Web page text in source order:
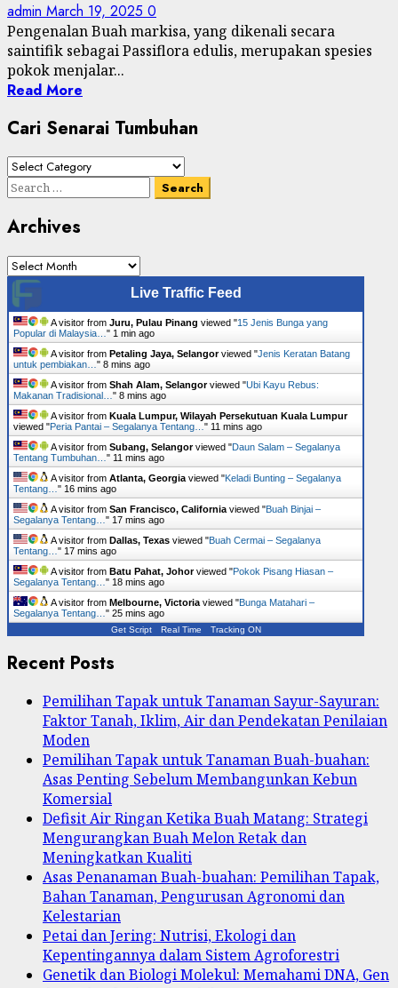
admin March 19, 2025 0
Pengenalan Buah markisa, yang dikenali secara
saintifik sebagai Passiflora edulis, merupakan spesies
pokok menjalar...
Read More
Cari Senarai Tumbuhan
Cari
Senarai
Search
Archives
Archives
Live Traffic Feed
A visitor from Juru, Pulau Pinang viewed "15 Jenis Bunga yang
Popular di Malaysia… " 1 min ago
A visitor from Petaling Jaya, Selangorviewed "Jenis Keratan Batang
untuk pembiakan… " 8 mins ago
A visitor from Shah Alam, Selangorviewed "Ubi Kayu Rebus:
Makanan Tradisional… " 8 mins ago
A visitor from Kuala Lumpur, Wilayah Persekutuan Kuala Lumpur
viewed "Peria Pantai – Segalanya Tentang… " 11 mins ago
A visitor from Subang, Selangorviewed "Daun Salam – Segalanya
Tentang Tumbuhan… " 11 mins ago
A visitor from Atlanta, Georgia viewed "Keladi Bunting – Segalanya
Tentang… " 16 mins ago
A visitor from San Francisco, California viewed "Buah Binjai –
Segalanya Tentang… " 17 mins ago
A visitor from Dallas, Texas viewed "Buah Cermai – Segalanya
Tentang… " 17 mins ago
A visitor from Batu Pahat, Johorviewed "Pokok Pisang Hiasan –
Segalanya Tentang… " 18 mins ago
A visitor from Melbourne, Victoria viewed "Bunga Matahari –
Segalanya Tentang… " 25 mins ago
Get Script Real Time Tracking ON
Recent Posts
Pemilihan Tapak untuk Tanaman Sayur-Sayuran:
Faktor Tanah, Iklim, Air dan Pendekatan Penilaian
Moden
Pemilihan Tapak untuk Tanaman Buah-buahan:
Asas Penting Sebelum Membangunkan Kebun
Komersial
Defisit Air Ringan Ketika Buah Matang: Strategi
Mengurangkan Buah Melon Retak dan
Meningkatkan Kualiti
Asas Penanaman Buah-buahan: Pemilihan Tapak,
Bahan Tanaman, Pengurusan Agronomi dan
Kelestarian
Petai dan Jering: Nutrisi, Ekologi dan
Kepentingannya dalam Sistem Agroforestri
Genetik dan Biologi Molekul: Memahami DNA, Gen